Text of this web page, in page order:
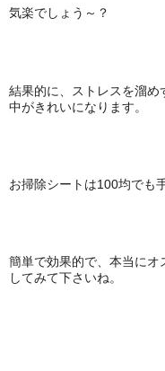
気楽でしょう～？
結果的に、ストレスを溜
中がきれいになります。
お掃除シートは100均でも
簡単で効果的で、本当に
してみて下さいね。